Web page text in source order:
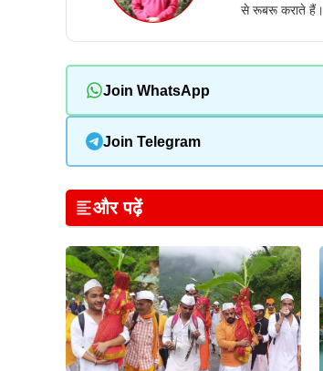
से रूबरू कराते हैं।
Join WhatsApp
Join Telegram
और पढ़ें